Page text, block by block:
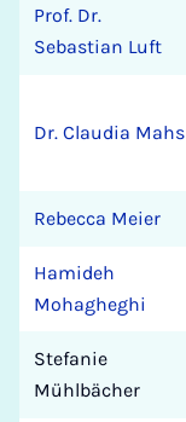
Prof. Dr.
Sebastian Luft
Dr. Claudia Mahs
Rebecca Meier
Hamideh
Mohagheghi
Stefanie
Mühlbächer